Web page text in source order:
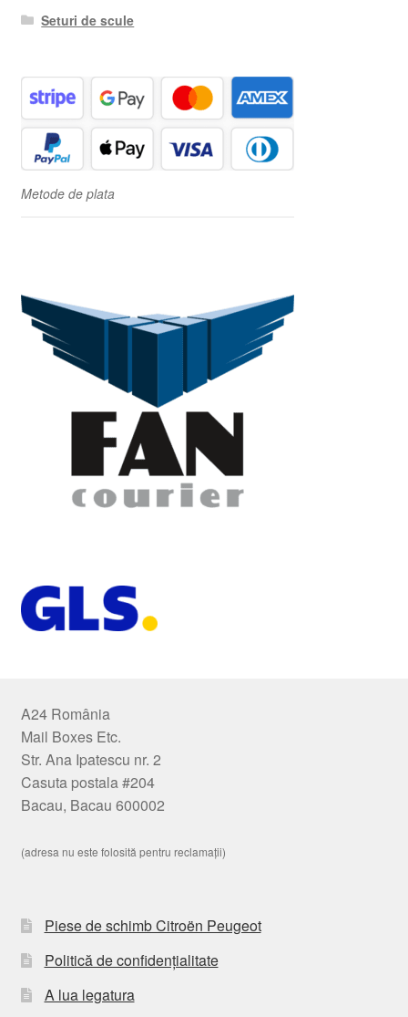
Seturi de scule
Metode de plata
A24 România
Mail Boxes Etc.
Str. Ana Ipatescu nr. 2
Casuta postala #204
Bacau, Bacau 600002
(adresa nu este folosită pentru reclamații)
Piese de schimb Citroën Peugeot
Politică de confidențialitate
A lua legatura